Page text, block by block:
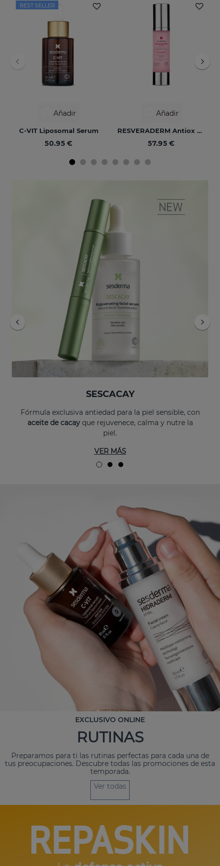
BEST SELLER
Añadir
C-VIT Liposomal Serum
50.95 €
Añadir
RESVERADERM Antiox Concentrado Antienvejecimiento
57.95 €
Añadir
SESCACAY Sérum Fortificante De Uñas
22.95 €
SESCACAY
Fórmula exclusiva antiedad para la piel sensible, con
aceite de cacay que rejuvenece, calma y nutre la
piel.
VER MÁS
EXCLUSIVO ONLINE
RUTINAS
Preparamos para ti las rutinas perfectas para cada una de
tus preocupaciones. Descubre todas las promociones de esta
temporada.
Ver todas